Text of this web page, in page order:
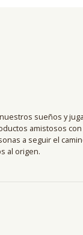
sueños y
amistosos
a seguir el
al origen.